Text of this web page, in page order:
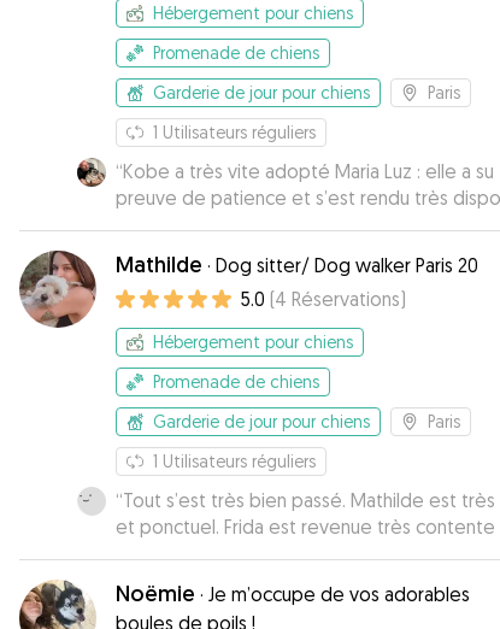
Hébergement pour chiens
Promenade de chiens
Garderie de jour pour chiens
Paris
1 Utilisateurs réguliers
“Kobe a très vite adopté Maria Luz : elle a su
preuve de patience et s’est rendu très
pour lui. J’ai particulièrement apprécié des
réguliers (photos et messages), son esprit
serein ainsi que son adaptabilité face aux
horaires. ”
Mathilde · Dog sitter/ Dog walker Paris 20
5.0 (4 Réservations)
Hébergement pour chiens
Promenade de chiens
Garderie de jour pour chiens
Paris
1 Utilisateurs réguliers
“Tout s’est très bien passé. Mathilde est
et ponctuel. Frida est revenue très contente
Noëmie · Je m’occupe de vos adorables
boules de poils !